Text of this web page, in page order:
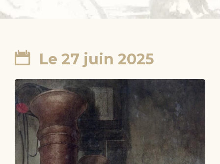
Le 27 juin 2025